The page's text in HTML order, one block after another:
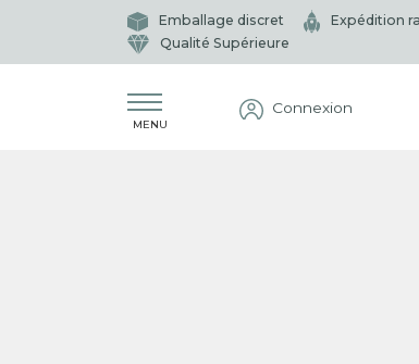
Emballage discret
Expédition
Qualité Supérieure
MENU
Connexion